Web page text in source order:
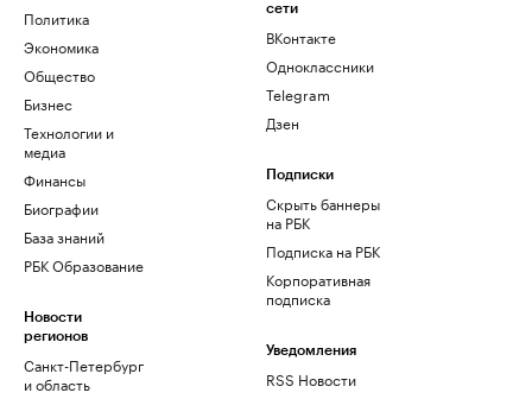
Политика
Экономика
Общество
Бизнес
Технологии и
медиа
Финансы
Биографии
База знаний
РБК Образование
Новости
регионов
Санкт-Петербург
и область
сети
ВКонтакте
Одноклассники
Telegram
Дзен
Подписки
Скрыть баннеры
на РБК
Подписка на РБК
Корпоративная
подписка
Уведомления
RSS Новости